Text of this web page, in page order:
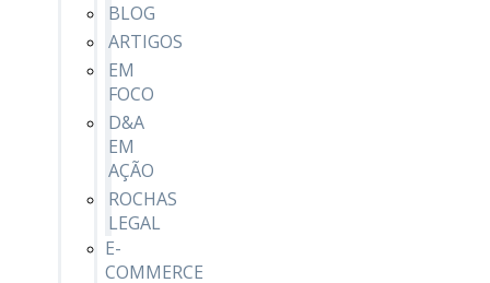
BLOG
ARTIGOS
EM
FOCO
D&A
EM
AÇÃO
ROCHAS
LEGAL
E-
COMMERCE